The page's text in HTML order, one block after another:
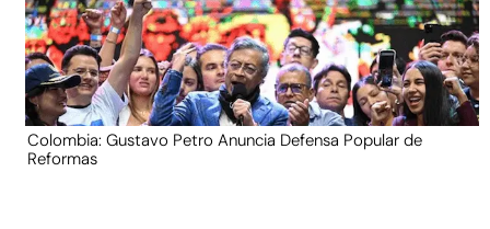
Colombia: Gustavo Petro Anuncia Defensa Popular de
Reformas